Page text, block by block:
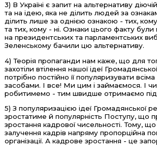
3) В Україні є запит на альтернативу діючій
та на ідею, яка не ділить людей за
ділить лише за однією ознакою - тих, кому
та тих, кому - ні. Ознаки цього факту
на президентських та парламентських
Зеленському бачили цю альтернативу.
4) Теорія пропаганди нам каже, що для
захотіли втілення нашої ідеї
потрібно постійно її популяризувати
засобами. І все! Ми цим і займаємося. І
робитимемо - тим швидше отримаємо
5) З популяризацією ідеї Громадянської
зростатиме й популярність Поступу, що
зростання кадрової чисельності. Тому,
залучення кадрів напрямупропорційна
організації. А кадрове зростання - це